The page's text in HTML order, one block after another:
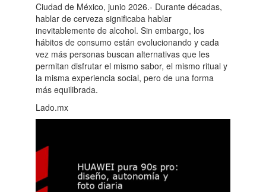
Ciudad de México, junio 2026.- Durante décadas,
hablar de cerveza significaba hablar
inevitablemente de alcohol. Sin embargo, los
hábitos de consumo están evolucionando y cada
vez más personas buscan alternativas que les
permitan disfrutar el mismo sabor, el mismo ritual y
la misma experiencia social, pero de una forma
más equilibrada.
Lado.mx